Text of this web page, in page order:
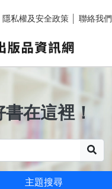
隱私權及安全政策 聯絡我們
在這裡！
主題搜尋